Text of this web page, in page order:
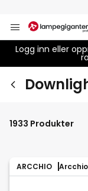
til
innhold
Logg inn eller
ARCCHIO
1933 Produkter